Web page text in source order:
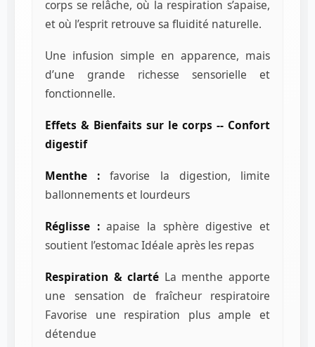
corps se relâche, où la respiration s’apaise,
et où l’esprit retrouve sa fluidité naturelle.
Une infusion simple en apparence, mais
d’une grande richesse sensorielle et
fonctionnelle.
Effets & Bienfaits sur le corps -- Confort
digestif
Menthe :favorise la digestion, limite
ballonnements et lourdeurs
Réglisse :apaise la sphère digestive et
soutient l’estomac Idéale après les repas
Respiration & clarté La menthe apporte
une sensation de fraîcheur respiratoire
Favorise une respiration plus ample et
détendue